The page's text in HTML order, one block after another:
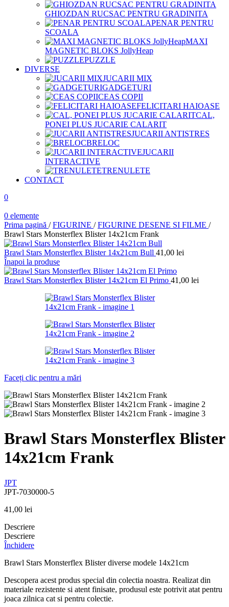
GHIOZDAN RUCSAC PENTRU GRADINITA
PENAR PENTRU
SCOALA
MAXI
MAGNETIC BLOKS JollyHeap
PUZZLE
DIVERSE
JUCARII MIX
GADGETURI
CEAS COPII
FELICITARI HAIOASE
CAL,
PONEI PLUS JUCARIE CALARIT
JUCARII ANTISTRES
BRELOC
JUCARII
INTERACTIVE
TRENULETE
CONTACT
0
0 elemente
Prima pagină / FIGURINE / FIGURINE DESENE SI FILME /
Brawl Stars Monsterflex Blister 14x21cm Frank
Brawl Stars Monsterflex Blister 14x21cm Bull 41,00 lei
Înapoi la produse
Brawl Stars Monsterflex Blister 14x21cm El Primo 41,00 lei
Faceți clic pentru a mări
Brawl Stars Monsterflex Blister
14x21cm Frank
JPT
JPT-7030000-5
41,00 lei
Descriere
Descriere
Închidere
Brawl Stars Monsterflex Blister diverse modele 14x21cm
Descopera acest produs special din colectia noastra. Realizat din
materiale rezistente si atent finisate, produsul este potrivit atat pentru
joaca zilnica cat si pentru colectie.